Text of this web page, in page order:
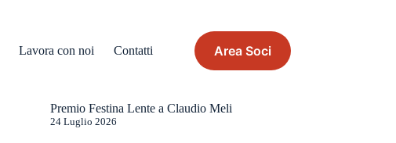
Lavora con noi Contatti Area Soci
Premio Festina Lente a Claudio Meli
24 Luglio 2026